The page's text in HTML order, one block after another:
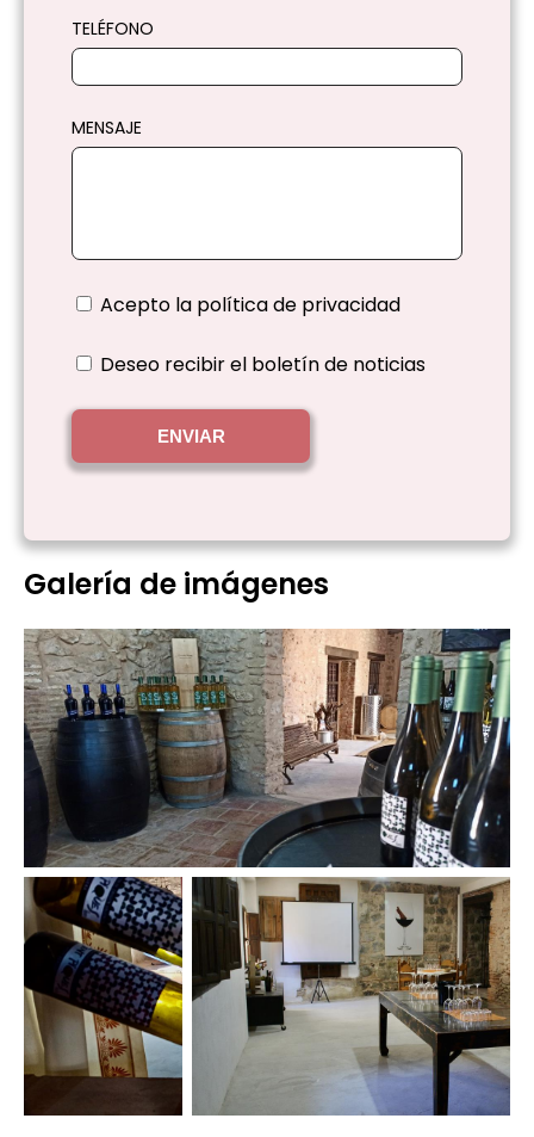
TELÉFONO
MENSAJE
Acepto la política de privacidad
Deseo recibir el boletín de noticias
ENVIAR
Galería de imágenes